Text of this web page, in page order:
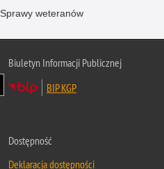
Sprawy weteranów
Biuletyn Informacji Publicznej
BIP KGP
Dostępność
Deklaracja dostępności